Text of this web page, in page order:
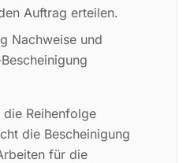
Auftrag erteilen.
Nachweise und
die Reihenfolge
die Bescheinigung
für die